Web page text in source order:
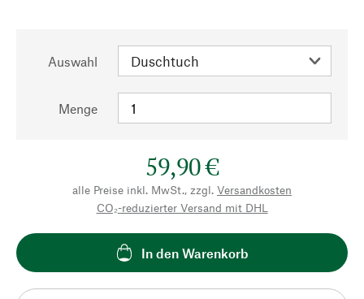
Auswahl
Menge
59,90 €
alle Preise inkl. MwSt., zzgl. Versandkosten
CO₂-reduzierter Versand mit DHL
In den Warenkorb